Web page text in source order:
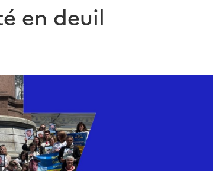
en deuil